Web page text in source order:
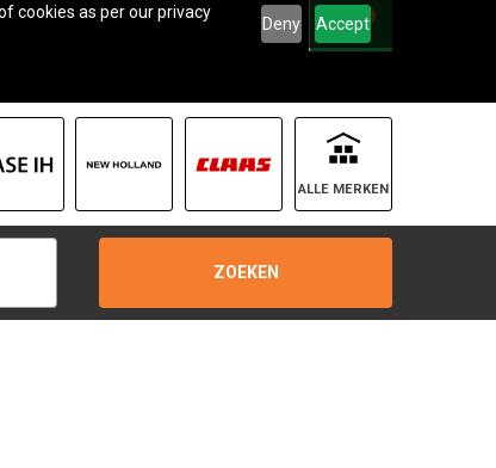
cookies as per our privacy
Deny Accept
0
ALLE MERKEN
ZOEKEN